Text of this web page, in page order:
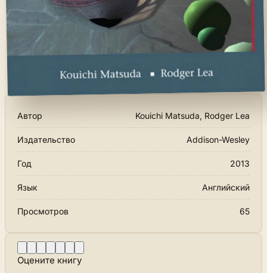
Автор Kouichi Matsuda, Rodger Lea
Издательство Addison-Wesley
Год 2013
Язык Английский
Просмотров 65
Оцените книгу